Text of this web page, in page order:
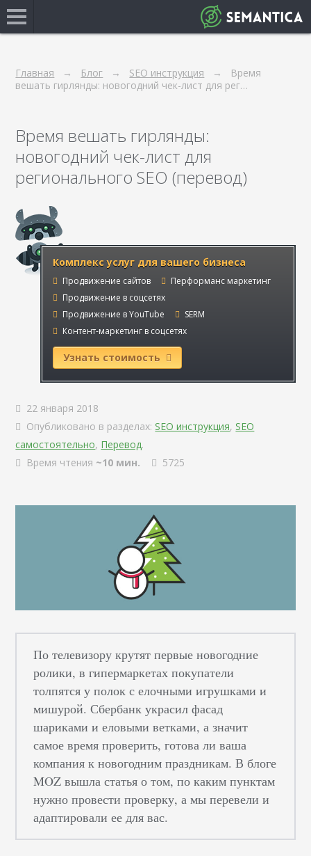
Главная Блог SEO инструкция
Время
вешать гирлянды: новогодний чек-лист для рег…
Время вешать гирлянды:
новогодний чек-лист для
регионального SEO (перевод)
Комплекс услуг для вашего бизнеса
Продвижение сайтов
Перформанс маркетинг
Продвижение в соцсетях
Продвижение в YouTube
SERM
Контент-маркетинг в соцсетях
Узнать стоимость
22 января 2018
Опубликовано в разделах: SEO инструкция, SEO
самостоятельно, Перевод.
Время чтения ~10 мин. 5725
По телевизору крутят первые новогодние
ролики, в гипермаркетах покупатели
толпятся у полок с елочными игрушками и
мишурой. Сбербанк украсил фасад
шариками и еловыми ветками, а значит
самое время проверить, готова ли ваша
компания к новогодним праздникам. В блоге
MOZ вышла статья о том, по каким пунктам
нужно провести проверку, а мы перевели и
адаптировали ее для вас.